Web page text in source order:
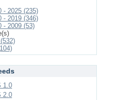
- 2025 (235)
- 2019 (346)
- 2009 (53)
1.0
2.0